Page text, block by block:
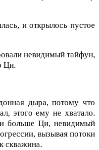
и открылось пустое
невидимый тайфун,
Ци.
дыра, потому что
этого ему не хватало.
больше Ци, невидимый
вызывая потоки
скважина.